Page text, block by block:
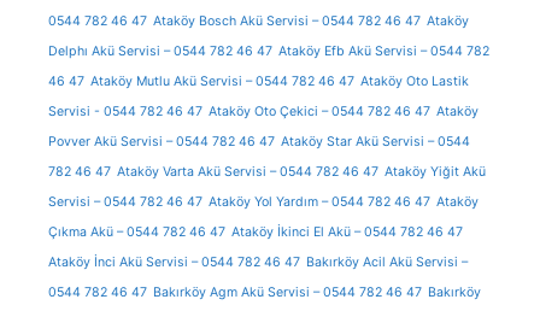
0544 782 46 47 Ataköy Bosch Akü Servisi – 0544 782 46 47 Ataköy
Delphı Akü Servisi – 0544 782 46 47 Ataköy Efb Akü Servisi – 0544 782
46 47 Ataköy Mutlu Akü Servisi – 0544 782 46 47 Ataköy Oto Lastik
Servisi - 0544 782 46 47 Ataköy Oto Çekici – 0544 782 46 47 Ataköy
Povver Akü Servisi – 0544 782 46 47 Ataköy Star Akü Servisi – 0544
782 46 47 Ataköy Varta Akü Servisi – 0544 782 46 47 Ataköy Yiğit Akü
Servisi – 0544 782 46 47 Ataköy Yol Yardım – 0544 782 46 47 Ataköy
Çıkma Akü – 0544 782 46 47 Ataköy İkinci El Akü – 0544 782 46 47
Ataköy İnci Akü Servisi – 0544 782 46 47 Bakırköy Acil Akü Servisi –
0544 782 46 47 Bakırköy Agm Akü Servisi – 0544 782 46 47 Bakırköy